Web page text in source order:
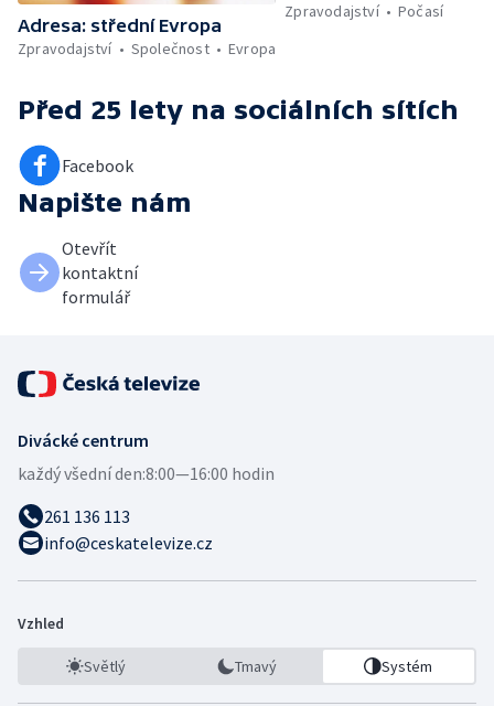
Adresa: střední Evropa
Zpravodajství
Společnost Evropa
Zpravodajství
Počasí
Před 25 lety na sociálních sítích
Facebook
Napište nám
Otevřít
kontaktní
formulář
Divácké centrum
každý všední den:8:00—16:00 hodin
261 136 113
info@ceskatelevize.cz
Vzhled
Světlý Tmavý Systém